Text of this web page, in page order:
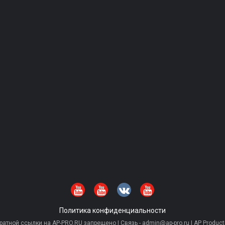
Политика конфиденциальности
ссылки на AP-PRO.RU запрещено | Связь - admin@ap-pro.ru | AP